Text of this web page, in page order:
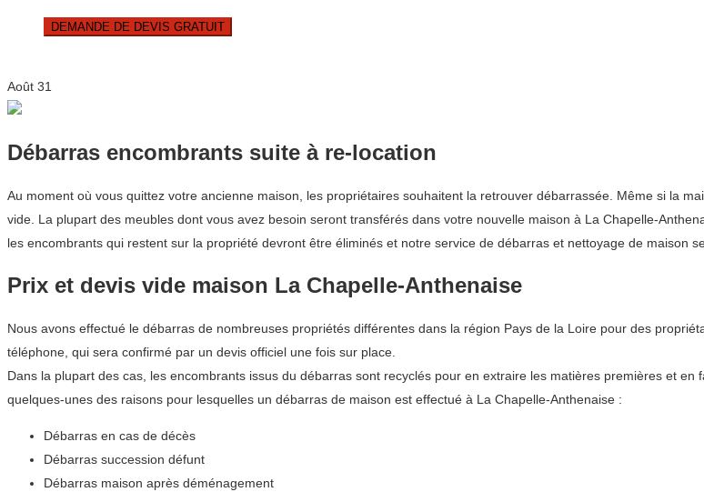
DEMANDE DE DEVIS GRATUIT
Août 31
Débarras encombrants suite à re-location
Au moment où vous quittez votre ancienne maison, les propriétaires souhaitent la retrouver débarrassée. Même si la
vide. La plupart des meubles dont vous avez besoin seront transférés dans votre nouvelle maison à La Chapelle-
les encombrants qui restent sur la propriété devront être éliminés et notre service de débarras et nettoyage de maison
Prix et devis vide maison La Chapelle-Anthenaise
Nous avons effectué le débarras de nombreuses propriétés différentes dans la région Pays de la Loire pour des
téléphone, qui sera confirmé par un devis officiel une fois sur place.
Dans la plupart des cas, les encombrants issus du débarras sont recyclés pour en extraire les matières premières et
quelques-unes des raisons pour lesquelles un débarras de maison est effectué à La Chapelle-Anthenaise :
Débarras en cas de décès
Débarras succession défunt
Débarras maison après déménagement